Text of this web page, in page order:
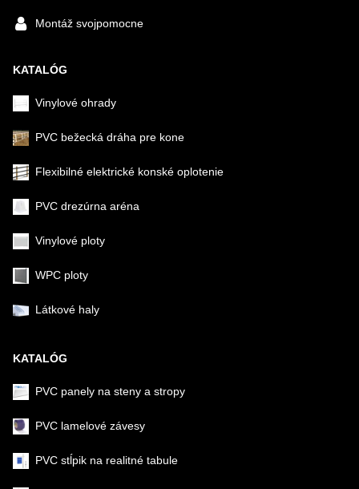
Montáž svojpomocne
KATALÓG
Vinylové ohrady
PVC bežecká dráha pre kone
Flexibilné elektrické konské oplotenie
PVC drezúrna aréna
Vinylové ploty
WPC ploty
Látkové haly
KATALÓG
PVC panely na steny a stropy
PVC lamelové závesy
PVC stĺpik na realitné tabule